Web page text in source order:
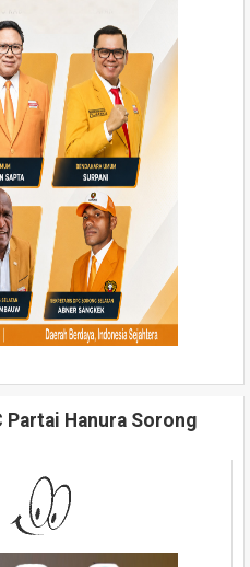
Partai Hanura Sorong